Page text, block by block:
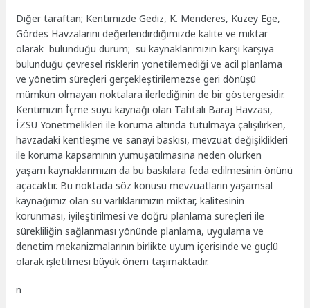
Diğer taraftan; Kentimizde Gediz, K. Menderes, Kuzey Ege,
Gördes Havzalarını değerlendirdiğimizde kalite ve miktar
olarak bulunduğu durum; su kaynaklarımızın karşı karşıya
bulunduğu çevresel risklerin yönetilemediği ve acil planlama
ve yönetim süreçleri gerçekleştirilemezse geri dönüşü
mümkün olmayan noktalara ilerlediğinin de bir göstergesidir.
Kentimizin İçme suyu kaynağı olan Tahtalı Baraj Havzası,
İZSU Yönetmelikleri ile koruma altında tutulmaya çalışılırken,
havzadaki kentleşme ve sanayi baskısı, mevzuat değişiklikleri
ile koruma kapsamının yumuşatılmasına neden olurken
yaşam kaynaklarımızın da bu baskılara feda edilmesinin önünü
açacaktır. Bu noktada söz konusu mevzuatların yaşamsal
kaynağımız olan su varlıklarımızın miktar, kalitesinin
korunması, iyileştirilmesi ve doğru planlama süreçleri ile
sürekliliğin sağlanması yönünde planlama, uygulama ve
denetim mekanizmalarının birlikte uyum içerisinde ve güçlü
olarak işletilmesi büyük önem taşımaktadır.
n